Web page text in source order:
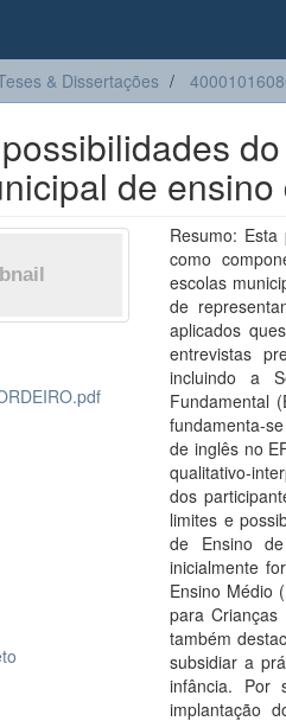
& Dissertações
de
Resumo:
como
escolas
de
aplicados
entrevistas
incluindo a
Fundamental
fundamenta-
de inglês no
qualitativo-
dos
limites e
de Ensino
inicialmente
Ensino Médio
para
também
subsidiar a
infância. Por
implantação